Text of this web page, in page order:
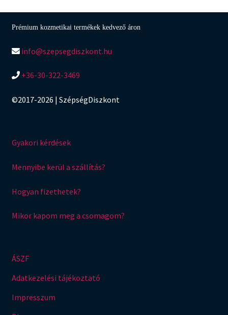
Prémium kozmetikai termékek kedvező áron
info@szepsegdiszkont.hu
+36-30-322-3469
©2017-2026 | SzépségDiszkont
Gyakori kérdések
Mennyibe kerül a szállítás?
Hogyan fizethetek?
Mikor kapom meg a csomagom?
ÁSZF
Adatkezelési tájékoztató
Impresszum